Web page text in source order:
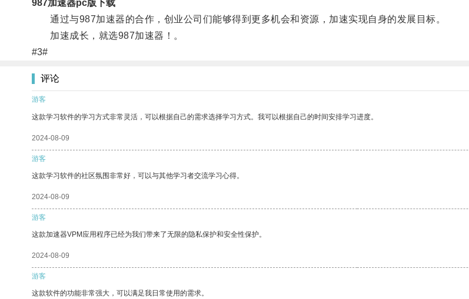
987加速器pc版下载
通过与987加速器的合作，创业公司们能够得到更多机会和资源，加速实现自身的发展目标。
加速成长，就选987加速器！。
#3#
评论
游客
这款学习软件的学习方式非常灵活，可以根据自己的需求选择学习方式。我可以根据自己的时间安排学习进度。
2024-08-09
游客
这款学习软件的社区氛围非常好，可以与其他学习者交流学习心得。
2024-08-09
游客
这款加速器VPM应用程序已经为我们带来了无限的隐私保护和安全性保护。
2024-08-09
游客
这款软件的功能非常强大，可以满足我日常使用的需求。